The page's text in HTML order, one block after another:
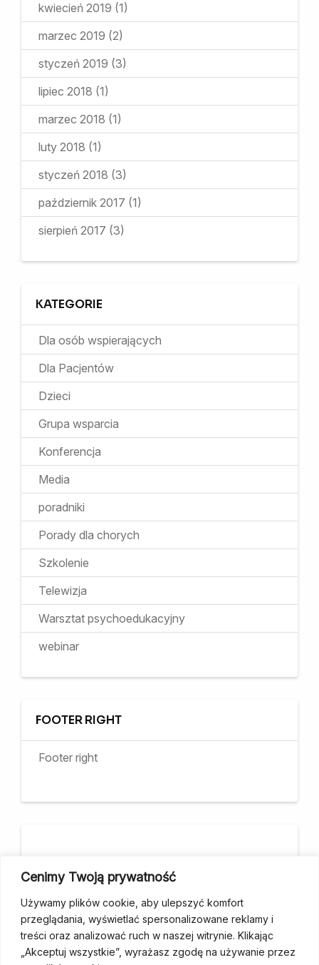
Cenimy Twoją prywatność
Używamy plików cookie, aby ulepszyć komfort
przeglądania, wyświetlać spersonalizowane reklamy i
treści oraz analizować ruch w naszej witrynie. Klikając
„Akceptuj wszystkie”, wyrażasz zgodę na używanie przez
kwiecień 2019 (1)
marzec 2019 (2)
styczeń 2019 (3)
lipiec 2018 (1)
marzec 2018 (1)
luty 2018 (1)
styczeń 2018 (3)
październik 2017 (1)
sierpień 2017 (3)
KATEGORIE
Dla osób wspierających
Dla Pacjentów
Dzieci
Grupa wsparcia
Konferencja
Media
poradniki
Porady dla chorych
Szkolenie
Telewizja
Warsztat psychoedukacyjny
webinar
FOOTER RIGHT
Footer right
Projekt współfinansuje m.st. Warszawa